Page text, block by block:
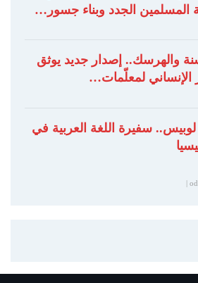
المسلمين الجدد وبناء جسور…
والهرسك.. إصدار جديد يوثق
الإنساني لمعلّمات…
لوبيس.. سفيرة اللغة العربية في